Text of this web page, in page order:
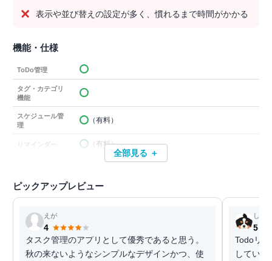
表示や並び替えの設定が多く、慣れるまで時間がかかる
機能・仕様
ToDo管理
タグ・カテゴリ
機能
スケジュール管
理
（有料）
リマインダー （有料）
全部見る ＋
ピックアップレビュー
えが
4
タスク管理のアプリとして優秀であると思う。
秋の来ないようなシンプルなデザインかつ、使
しな
5
Todoリ
してい